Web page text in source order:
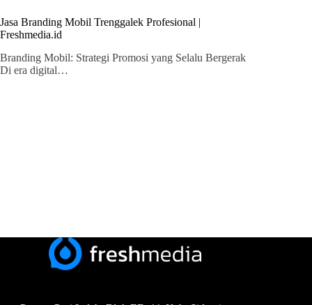
Jasa Branding Mobil Trenggalek Profesional |
Freshmedia.id
Branding Mobil: Strategi Promosi yang Selalu Bergerak
Di era digital…